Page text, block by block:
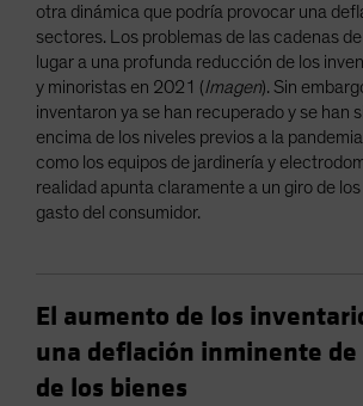
otra dinámica que podría provocar una
sectores. Los problemas de las cadenas
lugar a una profunda reducción de los
y minoristas en 2021 (Imagen). Sin
inventaron ya se han recuperado y se han
encima de los niveles previos a la
como los equipos de jardinería y
realidad apunta claramente a un giro de
gasto del consumidor.
El aumento de los
una deflación inminente de
de los bienes